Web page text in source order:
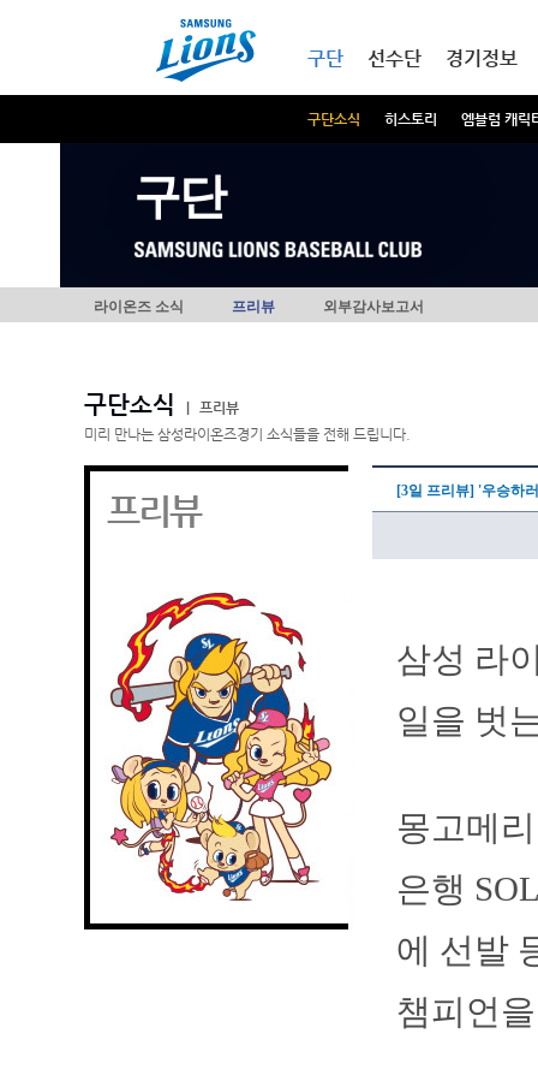
구단
구단소식 히스토리 엠블럼 캐릭
선수단 경기정보
구단
라이온즈 소식 프리뷰 외부감사보고서
구단소식
프리뷰
미리 만나는 삼성라이온즈경기 소식들을 전해 드립니다.
프리뷰 [3일 프리뷰] '우승하
삼성 라
일을 벗
몽고메
은행
에 선발
챔피언